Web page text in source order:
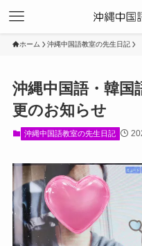
ホーム 沖縄中国語教室の先生日記
沖縄中国語・韓国
更のお知らせ
沖縄中国語教室の先生日記